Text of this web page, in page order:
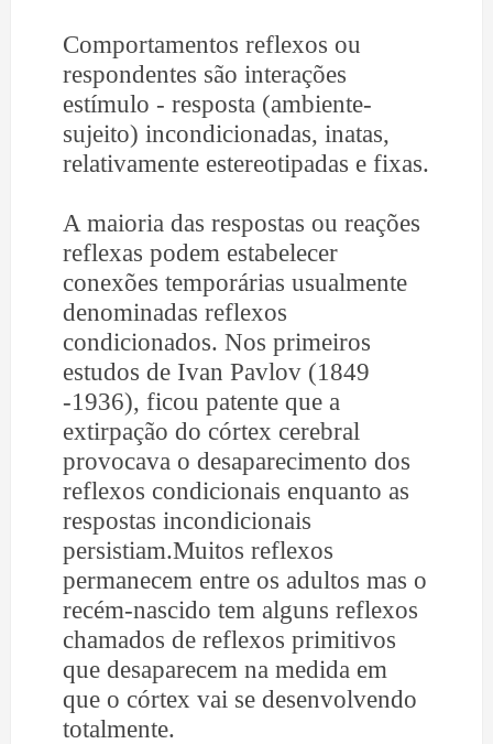
Comportamentos reflexos ou
respondentes são interações
estímulo - resposta (ambiente-
sujeito) incondicionadas, inatas,
relativamente estereotipadas e fixas.
A maioria das respostas ou reações
reflexas podem estabelecer
conexões temporárias usualmente
denominadas reflexos
condicionados. Nos primeiros
estudos de Ivan Pavlov (1849
-1936), ficou patente que a
extirpação do córtex cerebral
provocava o desaparecimento dos
reflexos condicionais enquanto as
respostas incondicionais
persistiam.Muitos reflexos
permanecem entre os adultos mas o
recém-nascido tem alguns reflexos
chamados de reflexos primitivos
que desaparecem na medida em
que o córtex vai se desenvolvendo
totalmente.